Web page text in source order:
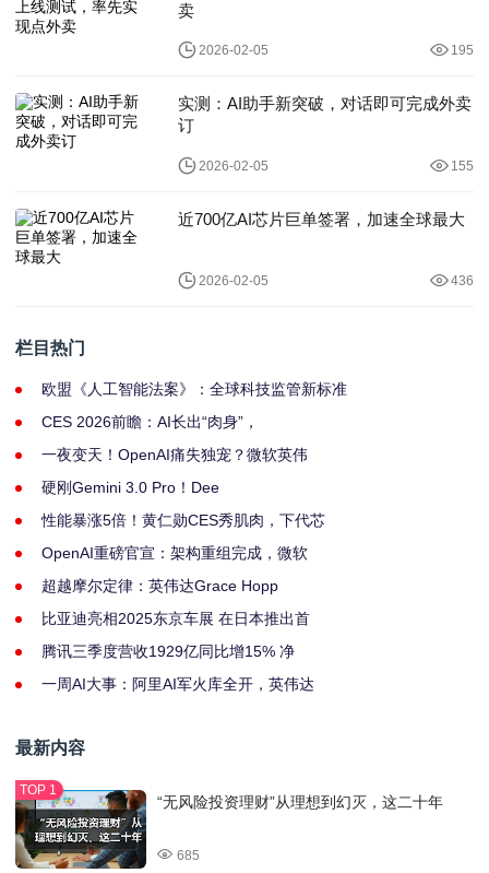
卖
2026-02-05 195
实测：AI助手新突破，对话即可完成外卖
订
2026-02-05 155
近700亿AI芯片巨单签署，加速全球最大
2026-02-05 436
栏目热门
欧盟《人工智能法案》：全球科技监管新标准
CES 2026前瞻：AI长出“肉身”，
一夜变天！OpenAI痛失独宠？微软英伟
硬刚Gemini 3.0 Pro！Dee
性能暴涨5倍！黄仁勋CES秀肌肉，下代芯
OpenAI重磅官宣：架构重组完成，微软
超越摩尔定律：英伟达Grace Hopp
比亚迪亮相2025东京车展 在日本推出首
腾讯三季度营收1929亿同比增15% 净
一周AI大事：阿里AI军火库全开，英伟达
最新内容
“无风险投资理财”从理想到幻灭，这二十年
685